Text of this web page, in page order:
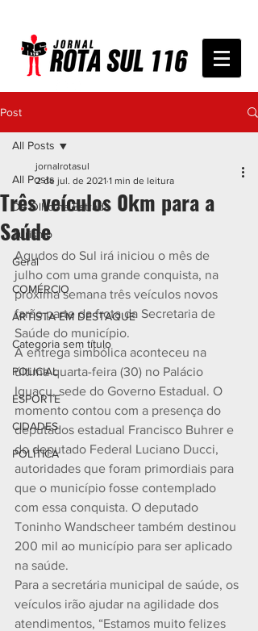
Post
All Posts
De Olho na Estrada
Turismo
Geral
COMÉRCIO
ARTISTA EM DESTAQUE
Categoria sem título
POLICIAL
ESPORTE
CIDADES
POLÍTICA
All Posts
Três veículos 0km para a
Saúde
jornalrotasul
2 de jul. de 2021 1 min de leitura
Agudos do Sul irá iniciou o mês de
julho com uma grande conquista, na
próxima semana três veículos novos
farão parte da frota da Secretaria de
Saúde do município.
A entrega simbólica aconteceu na
última quarta-feira (30) no Palácio
Iguaçu, sede do Governo Estadual. O
momento contou com a presença do
deputados estadual Francisco Buhrer e
do deputado Federal Luciano Ducci,
autoridades que foram primordiais para
que o município fosse contemplado
com essa conquista. O deputado
Toninho Wandscheer também destinou
200 mil ao município para ser aplicado
na saúde.
Para a secretária municipal de saúde, os
veículos irão ajudar na agilidade dos
atendimentos, “Estamos muito felizes